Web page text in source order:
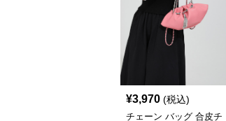
¥3,970 (税込)
チェーン バッグ 合皮チ